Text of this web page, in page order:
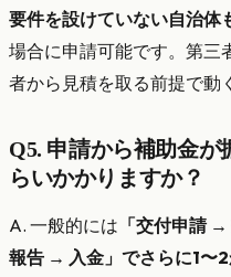
要件を設けていない自治体
場合に申請可能です。第三
者から見積を取る前提で動
Q5. 申請から補助金が
らいかかりますか？
A. 一般的には 「交付申請
報告 → 入金」でさらに1〜2